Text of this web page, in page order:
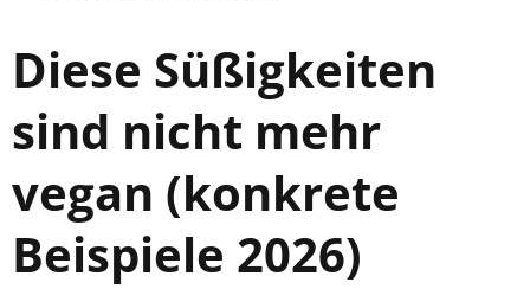
Diese Süßigkeiten
sind nicht mehr
vegan (konkrete
Beispiele 2026)